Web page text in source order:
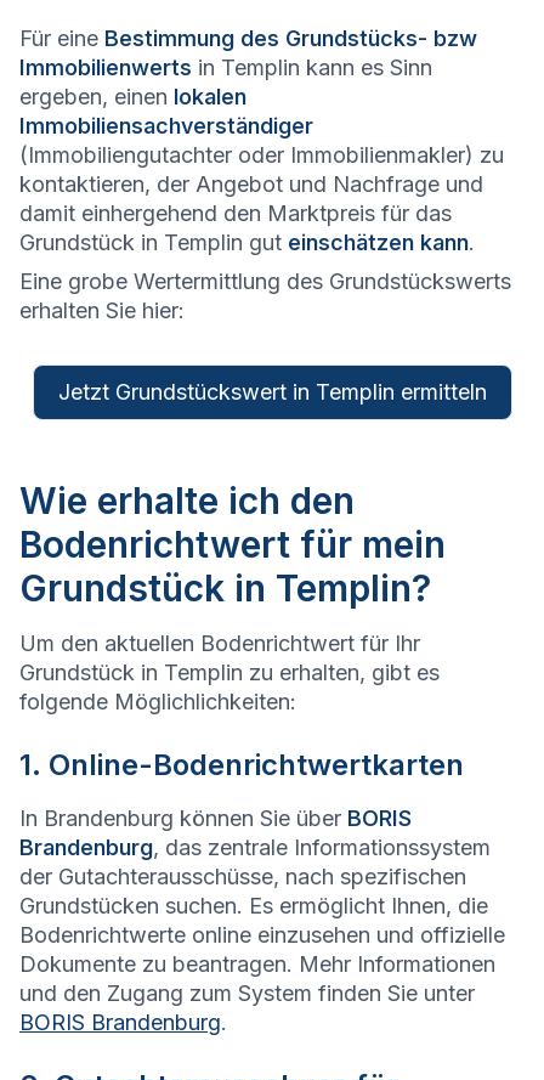
Für eine Bestimmung des Grundstücks- bzw
Immobilienwerts in Templin kann es Sinn
ergeben, einen lokalen
Immobiliensachverständiger
(Immobiliengutachter oder Immobilienmakler) zu
kontaktieren, der Angebot und Nachfrage und
damit einhergehend den Marktpreis für das
Grundstück in Templin gut einschätzen kann.
Eine grobe Wertermittlung des Grundstückswerts
erhalten Sie hier:
Jetzt Grundstückswert in Templin ermitteln
Wie erhalte ich den
Bodenrichtwert für mein
Grundstück in Templin?
Um den aktuellen Bodenrichtwert für Ihr
Grundstück in Templin zu erhalten, gibt es
folgende Möglichlichkeiten:
1. Online-Bodenrichtwertkarten
In Brandenburg können Sie über BORIS
Brandenburg, das zentrale Informationssystem
der Gutachterausschüsse, nach spezifischen
Grundstücken suchen. Es ermöglicht Ihnen, die
Bodenrichtwerte online einzusehen und offizielle
Dokumente zu beantragen. Mehr Informationen
und den Zugang zum System finden Sie unter
BORIS Brandenburg.